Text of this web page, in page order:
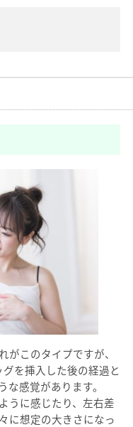
がこのタイプですが、
を挿入した後の経過と
感覚があります。
うに感じたり、左右差
に想定の大きさになっ